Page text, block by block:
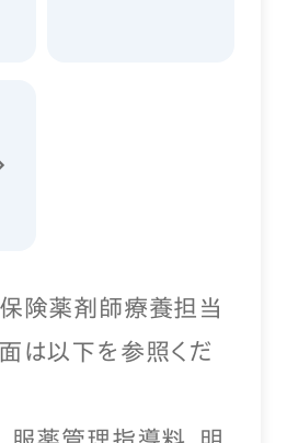
険薬剤師療養担当
は以下を参照くだ